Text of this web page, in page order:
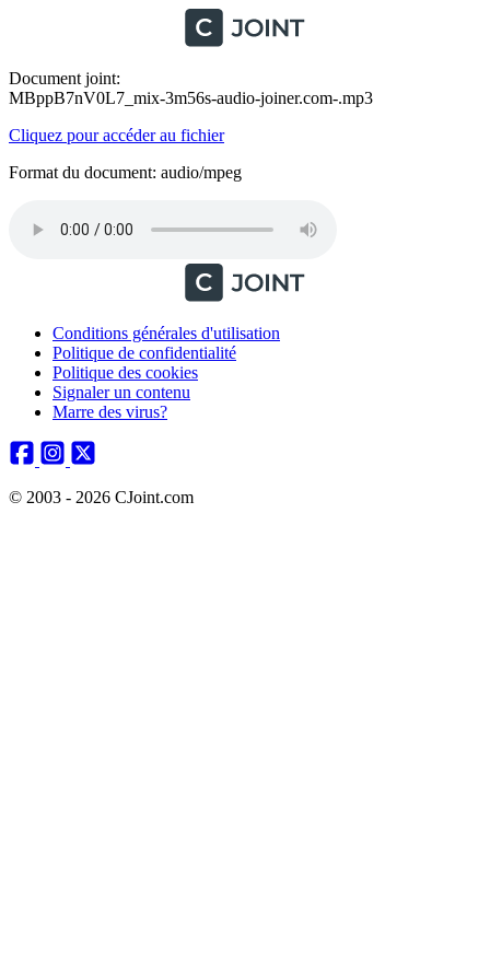
Document joint:
MBppB7nV0L7_mix-3m56s-audio-joiner.com-.mp3
Cliquez pour accéder au fichier
Format du document: audio/mpeg
Conditions générales d'utilisation
Politique de confidentialité
Politique des cookies
Signaler un contenu
Marre des virus?
© 2003 - 2026 CJoint.com